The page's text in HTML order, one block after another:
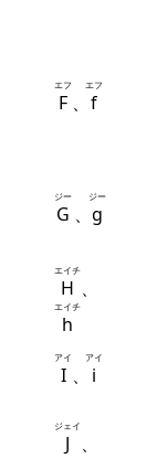
F
エフ
、 f
エフ
G
ジー
、 g
ジー
H
エイチ
、
h
エイチ
I
アイ
、 i
アイ
J
ジェイ
、